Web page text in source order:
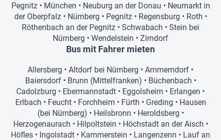
Pegnitz• München • Neuburg an der Donau • Neumarkt in
der Oberpfalz• Nürnberg • Pegnitz• Regensburg • Roth •
Röthenbach an der Pegnitz • Schwabach • Stein bei
Nürnberg • Wendelstein • Zirndorf
Bus mit Fahrer mieten
Allersberg • Altdorf bei Nürnberg • Ammerndorf •
Baiersdorf• Brunn (Mittelfranken) • Büchenbach •
Cadolzburg • Ebermannstadt • Eggolsheim • Erlangen •
Erlbach • Feucht• Forchheim • Fürth • Greding • Hausen
(bei Nürnberg) • Heilsbronn • Heroldsberg •
Herzogenaurach • Hilpoltstein • Höchstadt an der Aisch •
Höfles • Ingolstadt • Kammerstein • Langenzenn • Lauf an